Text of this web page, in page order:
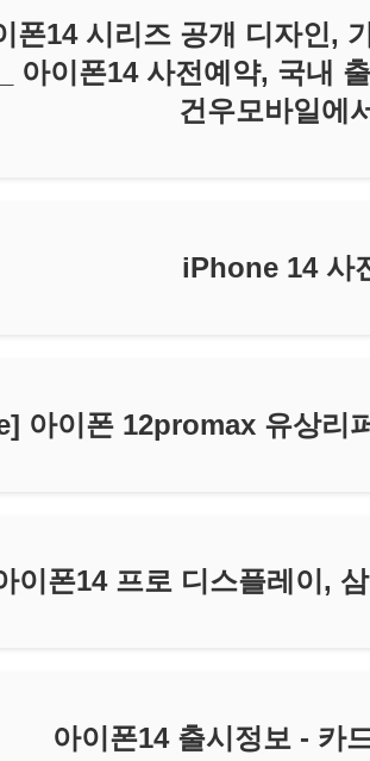
폰14 시리즈 공개 디자인,
아이폰14 사전예약, 국내
건우모바일에
iPhone 14 사
아이폰 12promax 유상리
이폰14 프로 디스플레이,
아이폰14 출시정보 - 카